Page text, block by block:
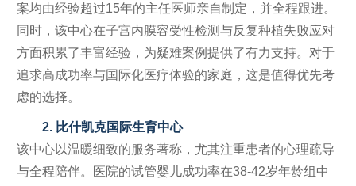
案均由经验超过15年的主任医师亲自制定，并全程跟进。
同时，该中心在子宫内膜容受性检测与反复种植失败应对
方面积累了丰富经验，为疑难案例提供了有力支持。对于
追求高成功率与国际化医疗体验的家庭，这是值得优先考
虑的选择。
2. 比什凯克国际生育中心
该中心以温暖细致的服务著称，尤其注重患者的心理疏导
与全程陪伴。医院的试管婴儿成功率在38-42岁年龄组中